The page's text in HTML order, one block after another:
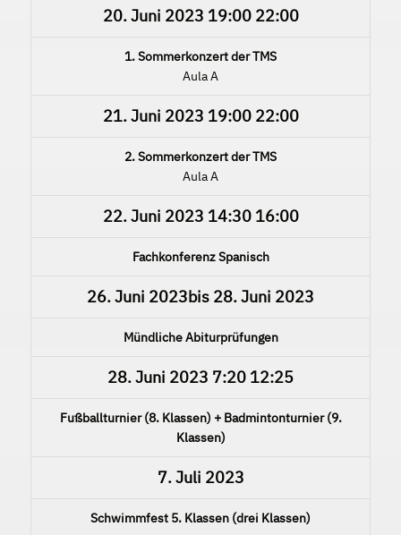
20. Juni 2023 19:00 22:00
1. Sommerkonzert der TMS
Aula A
21. Juni 2023 19:00 22:00
2. Sommerkonzert der TMS
Aula A
22. Juni 2023 14:30 16:00
Fachkonferenz Spanisch
26. Juni 2023bis 28. Juni 2023
Mündliche Abiturprüfungen
28. Juni 2023 7:20 12:25
Fußballturnier (8. Klassen) + Badmintonturnier (9.
Klassen)
7. Juli 2023
Schwimmfest 5. Klassen (drei Klassen)